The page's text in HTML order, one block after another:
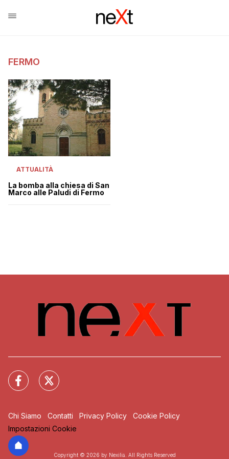
FERMO
ATTUALITÀ
La bomba alla chiesa di San
Marco alle Paludi di Fermo
Chi Siamo Contatti Privacy Policy
Cookie Policy
Impostazioni Cookie
Copyright © 2026 by Nexilia. All Rights Reserved